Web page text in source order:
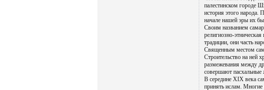
палестинском городе
история этого народа.
начале нашей эры их
Своим названием
религиозно-
традиции, они часть
Священным местом
Строительство на ней
размежевания между
совершают
В середине XIX века
принять ислам. Многие